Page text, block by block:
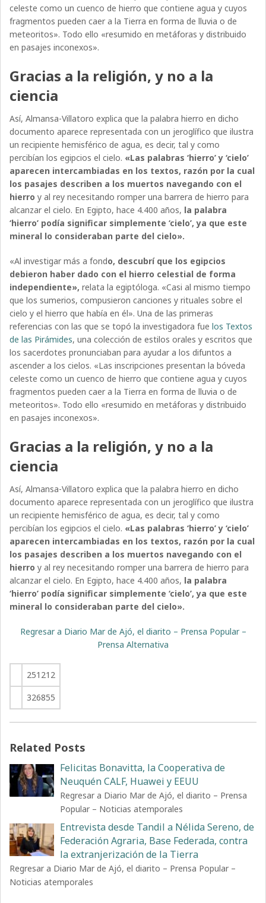
celeste como un cuenco de hierro que contiene agua y cuyos
fragmentos pueden caer a la Tierra en forma de lluvia o de
meteoritos». Todo ello «resumido en metáforas y distribuido
en pasajes inconexos».
Gracias a la religión, y no a la
ciencia
Así, Almansa-Villatoro explica que la palabra hierro en dicho
documento aparece representada con un jeroglífico que ilustra
un recipiente hemisférico de agua, es decir, tal y como
percibían los egipcios el cielo. «Las palabras ‘hierro’ y ‘cielo’
aparecen intercambiadas en los textos, razón por la cual
los pasajes describen a los muertos navegando con el
hierroy al rey necesitando romper una barrera de hierro para
alcanzar el cielo. En Egipto, hace 4.400 años, la palabra
‘hierro’ podía significar simplemente ‘cielo’, ya que este
mineral lo consideraban parte del cielo».
«Al investigar más a fondo, descubrí que los egipcios
debieron haber dado con el hierro celestial de forma
independiente», relata la egiptóloga. «Casi al mismo tiempo
que los sumerios, compusieron canciones y rituales sobre el
cielo y el hierro que había en él». Una de las primeras
referencias con las que se topó la investigadora fuelos Textos
de las Pirámides, una colección de estilos orales y escritos que
los sacerdotes pronunciaban para ayudar a los difuntos a
ascender a los cielos. «Las inscripciones presentan la bóveda
celeste como un cuenco de hierro que contiene agua y cuyos
fragmentos pueden caer a la Tierra en forma de lluvia o de
meteoritos». Todo ello «resumido en metáforas y distribuido
en pasajes inconexos».
Gracias a la religión, y no a la
ciencia
Así, Almansa-Villatoro explica que la palabra hierro en dicho
documento aparece representada con un jeroglífico que ilustra
un recipiente hemisférico de agua, es decir, tal y como
percibían los egipcios el cielo. «Las palabras ‘hierro’ y ‘cielo’
aparecen intercambiadas en los textos, razón por la cual
los pasajes describen a los muertos navegando con el
hierroy al rey necesitando romper una barrera de hierro para
alcanzar el cielo. En Egipto, hace 4.400 años, la palabra
‘hierro’ podía significar simplemente ‘cielo’, ya que este
mineral lo consideraban parte del cielo».
Regresar a Diario Mar de Ajó, el diarito – Prensa Popular –
Prensa Alternativa
251212
326855
Related Posts
Felicitas Bonavitta, la Cooperativa de
Neuquén CALF, Huawei y EEUU
Regresar a Diario Mar de Ajó, el diarito – Prensa
Popular – Noticias atemporales
Entrevista desde Tandil a Nélida Sereno, de
Federación Agraria, Base Federada, contra
la extranjerización de la Tierra
Regresar a Diario Mar de Ajó, el diarito – Prensa Popular –
Noticias atemporales